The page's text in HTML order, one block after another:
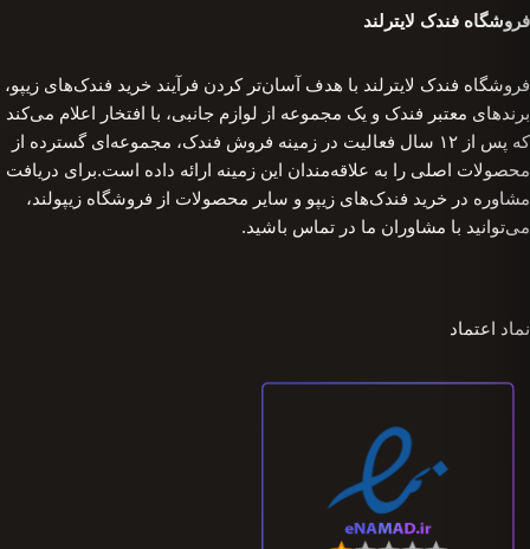
فروشگاه فندک لایترلند
فروشگاه فندک لایترلند با هدف آسان‌تر کردن فرآیند خرید فندک‌های زیپو،
برندهای معتبر فندک و یک مجموعه از لوازم جانبی، با افتخار اعلام می‌کند
که پس از ۱۲ سال فعالیت در زمینه فروش فندک، مجموعه‌ای گسترده از
محصولات اصلی را به علاقه‌مندان این زمینه ارائه داده است.برای دریافت
مشاوره در خرید فندک‌های زیپو و سایر محصولات از فروشگاه زیپولند،
می‌توانید با مشاوران ما در تماس باشید.
نماد اعتماد